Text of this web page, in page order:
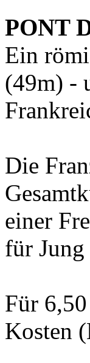
PONT
Ein
(49m) -
Die
einer
für
Für
Kosten